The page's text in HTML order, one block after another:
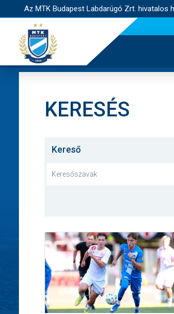
Az MTK Budapest Labdarúgó Zrt. hivatalos
KERESÉS
Kereső